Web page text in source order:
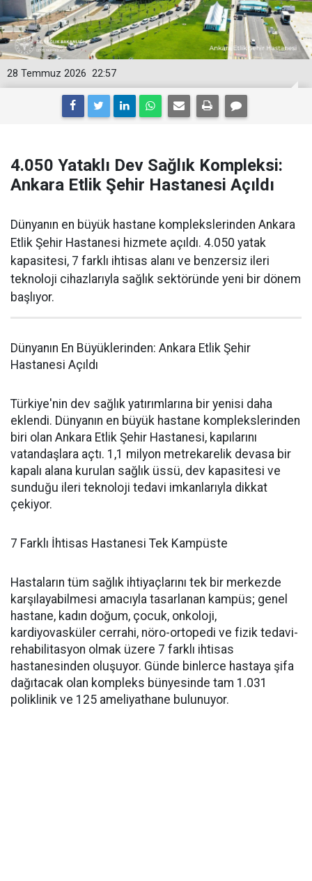
22:57
28 Temmuz 2026
4.050 Yataklı Dev Sağlık Kompleksi:
Ankara Etlik Şehir Hastanesi Açıldı
Dünyanın en büyük hastane komplekslerinden Ankara
Etlik Şehir Hastanesi hizmete açıldı. 4.050 yatak
kapasitesi, 7 farklı ihtisas alanı ve benzersiz ileri
teknoloji cihazlarıyla sağlık sektöründe yeni bir dönem
başlıyor.
Dünyanın En Büyüklerinden: Ankara Etlik Şehir
Hastanesi Açıldı
Türkiye'nin dev sağlık yatırımlarına bir yenisi daha
eklendi. Dünyanın en büyük hastane komplekslerinden
biri olan Ankara Etlik Şehir Hastanesi, kapılarını
vatandaşlara açtı. 1,1 milyon metrekarelik devasa bir
kapalı alana kurulan sağlık üssü, dev kapasitesi ve
sunduğu ileri teknoloji tedavi imkanlarıyla dikkat
çekiyor.
7 Farklı İhtisas Hastanesi Tek Kampüste
Hastaların tüm sağlık ihtiyaçlarını tek bir merkezde
karşılayabilmesi amacıyla tasarlanan kampüs; genel
hastane, kadın doğum, çocuk, onkoloji,
kardiyovasküler cerrahi, nöro-ortopedi ve fizik tedavi-
rehabilitasyon olmak üzere 7 farklı ihtisas
hastanesinden oluşuyor. Günde binlerce hastaya şifa
dağıtacak olan kompleks bünyesinde tam 1.031
poliklinik ve 125 ameliyathane bulunuyor.